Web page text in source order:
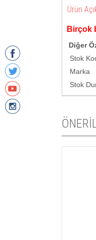
Ürün
Birçok
Diğer
Stok
Marka
Stok